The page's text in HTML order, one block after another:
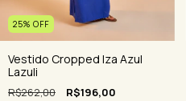
25% OFF
Vestido Cropped Iza Azul
Lazuli
R$262,00 R$196,00